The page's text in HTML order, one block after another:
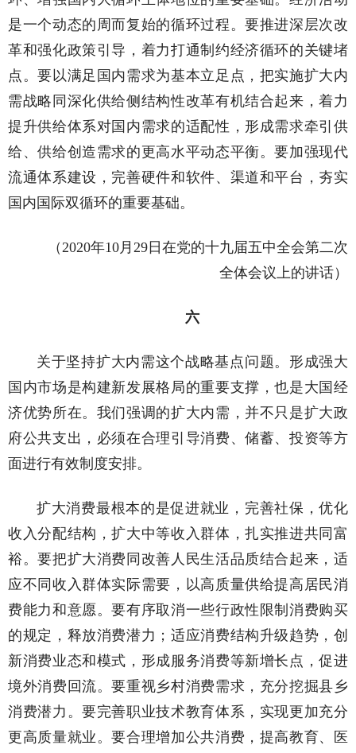
是一个动态的周而复始的循环过程。要推进深层次改
革和强化政策引导，着力打通制约经济循环的关键堵
点。要以满足国内需求为基本立足点，把实施扩大内
需战略同深化供给侧结构性改革有机结合起来，着力
提升供给体系对国内需求的适配性，形成需求牵引供
给、供给创造需求的更高水平动态平衡。要加强现代
流通体系建设，完善硬件和软件、渠道和平台，夯实
国内国际双循环的重要基础。
（2020年10月29日在党的十九届五中全会第二次
全体会议上的讲话）
六
关于坚持扩大内需这个战略基点问题。形成强大
国内市场是构建新发展格局的重要支撑，也是大国经
济优势所在。我们强调的扩大内需，并不只是扩大政
府公共支出，必须在合理引导消费、储蓄、投资等方
面进行有效制度安排。
扩大消费最根本的是促进就业，完善社保，优化
收入分配结构，扩大中等收入群体，扎实推进共同富
裕。要把扩大消费同改善人民生活品质结合起来，适
应不同收入群体实际需要，以高质量供给提高居民消
费能力和意愿。要有序取消一些行政性限制消费购买
的规定，释放消费潜力；适应消费结构升级趋势，创
新消费业态和模式，形成服务消费等新增长点，促进
境外消费回流。要重视乡村消费需求，充分挖掘县乡
消费潜力。要完善职业技术教育体系，实现更加充分
更高质量就业。要合理增加公共消费，提高教育、医